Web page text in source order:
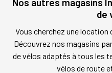
Nos autres magasins
de
Vous cherchez une location
Découvrez nos magasins
de vélos adaptés à tous les
vélos de route